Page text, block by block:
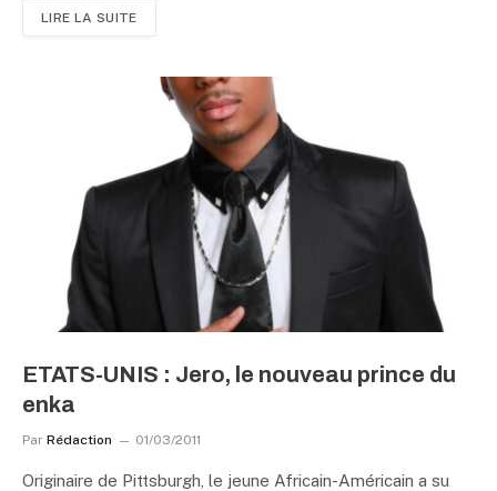
LIRE LA SUITE
ETATS-UNIS : Jero, le nouveau prince du
enka
Par Rédaction 01/03/2011
Originaire de Pittsburgh, le jeune Africain-Américain a su